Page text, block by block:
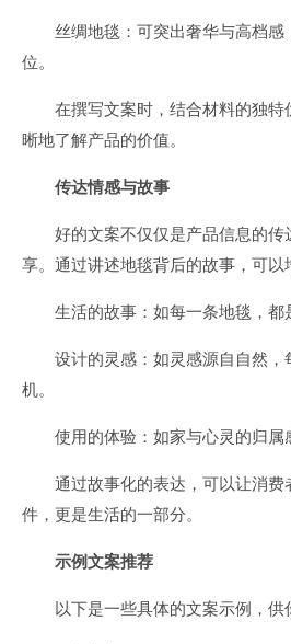
丝绸地毯：可突出奢华与高档感
位。
在撰写文案时，结合材料的独
晰地了解产品的价值。
传达情感与故事
好的文案不仅仅是产品信息的
享。通过讲述地毯背后的故事，可以
生活的故事：如每一条地毯，都
设计的灵感：如灵感源自自然，
机。
使用的体验：如家与心灵的归属
通过故事化的表达，可以让消费
件，更是生活的一部分。
示例文案推荐
以下是一些具体的文案示例，供